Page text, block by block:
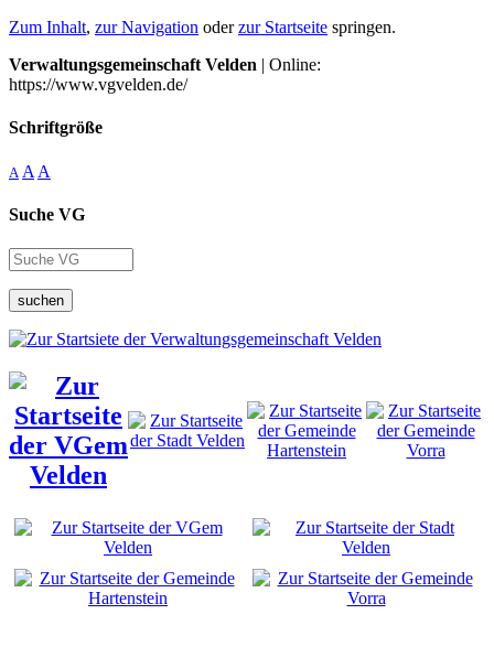
Zum Inhalt, zur Navigation oderzur Startseite springen.
Verwaltungsgemeinschaft Velden | Online:
https://www.vgvelden.de/
Schriftgröße
A A A
Suche VG
suchen